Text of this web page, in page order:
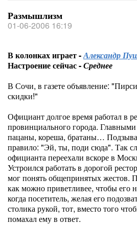
Размышлизм
01-06-2006 16:19
В колонках играет -Александр
Настроение сейчас -Среднее
В Сочи, в газете объявление:
скидки!"
Официант долгое время работал в
провинциального города.
пацаны, кореша, братаны…
правило: "Эй, ты, поди сюда". Так
официанта переехали вскоре в
Устроился работать в дорогой
мог понять общепринятых жестов.
как можно приветливее, чтобы
когда посетитель, желая его
столика рукой, тот, вместо того
помахал ему в ответ.